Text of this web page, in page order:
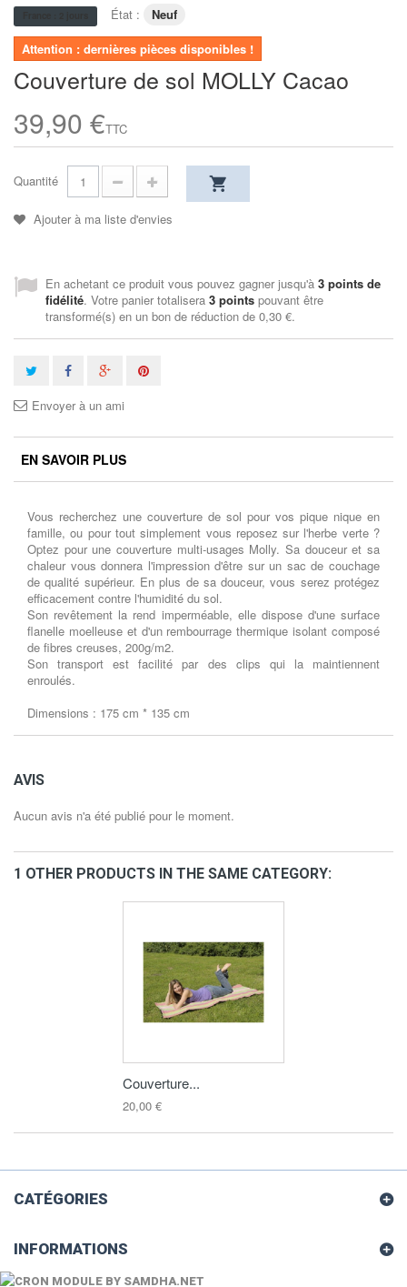
État :
Neuf
Attention : dernières pièces disponibles !
Couverture de sol MOLLY Cacao
39,90 €TTC
Quantité
Ajouter à ma liste d'envies
En achetant ce produit vous pouvez gagner jusqu'à 3 points de
fidélité. Votre panier totalisera 3 points pouvant être
transformé(s) en un bon de réduction de 0,30 €.
Envoyer à un ami
EN SAVOIR PLUS
Vous recherchez une couverture de sol pour vos pique nique en
famille, ou pour tout simplement vous reposez sur l'herbe verte ?
Optez pour une couverture multi-usages Molly. Sa douceur et sa
chaleur vous donnera l'impression d'être sur un sac de couchage
de qualité supérieur. En plus de sa douceur, vous serez protégez
efficacement contre l'humidité du sol.
Son revêtement la rend imperméable, elle dispose d'une surface
flanelle moelleuse et d'un rembourrage thermique isolant composé
de fibres creuses, 200g/m2.
Son transport est facilité par des clips qui la maintiennent
enroulés.
Dimensions : 175 cm * 135 cm
AVIS
Aucun avis n'a été publié pour le moment.
1 OTHER PRODUCTS IN THE SAME CATEGORY:
Couverture...
20,00 €
CATÉGORIES
INFORMATIONS